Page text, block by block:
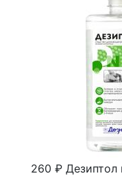
260 ₽ Дезиптол